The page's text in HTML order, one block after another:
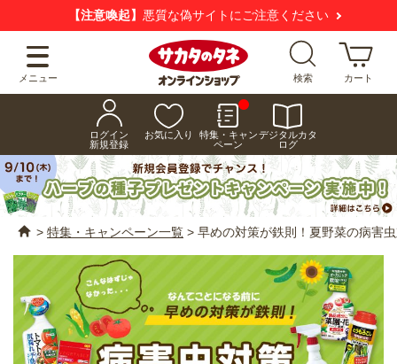
【注意喚起】 悪質な偽サイトにご注意ください
メニュー 検索 カート
ログイン
新規登録
お気に入り
特集・キャン
ペーン
デジタルカタ
ログ
> 特集・キャンペーン一覧 > 早めの対策が鉄則！夏野菜の病害